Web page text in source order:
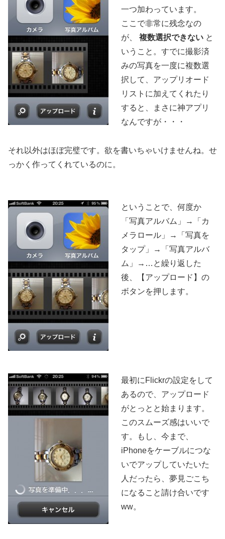
一つ加わっています。
ここで非常に残念なの
が、 複数選択できない と
いうこと。すでに撮影済
みの写真を一度に複数選
択して、アップリオード
リストに加えてくれたり
すると、まさに神アプリ
なんですが・・・
それ以外はほぼ完璧です。欲を書いちゃいけませんね。せ
っかく作ってくれているのに。
ということで、何度か
「写真アルバム」→「カ
メラロール」→「写真を
タップ」→「写真アルバ
ム」→…と繰り返した
後、【アップロード】の
ボタンを押します。
最初にFlickrの設定をして
あるので、アップロード
がとっとと始まります。
このスムーズ感はいいで
す。もし、今まで、
iPhoneをケーブルにつな
いでアップしていたいた
人だったら、夢見ごこち
になること請け合いです
ww。